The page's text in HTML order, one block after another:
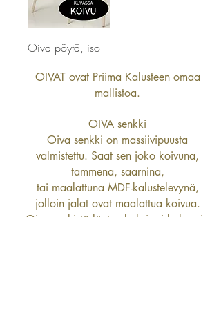
Oiva pöytä, iso
OIVAT ovat Priima Kalusteen omaa
mallistoa.
OIVA senkki
Oiva senkki on massiivipuusta
valmistettu. Saat sen joko koivuna,
tammena, saarnina,
tai maalattuna MDF-kalustelevynä,
jolloin jalat ovat maalattua koivua.
Oiva senkistä löytyy kaksi eri kokoa ja